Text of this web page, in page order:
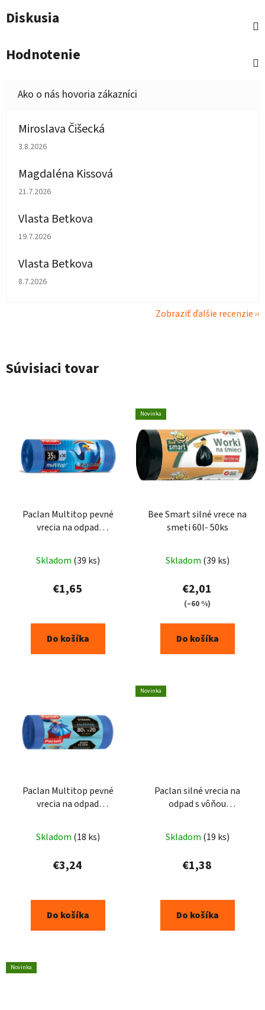
Diskusia
Hodnotenie
Miroslava Čišecká
Hodnotenie obchodu je 1 z 5 hviezdičiek.
3.8.2026
Magdaléna Kissová
Hodnotenie obchodu je 5 z 5 hviezdičiek.
21.7.2026
Vlasta Betkova
Hodnotenie obchodu je 5 z 5 hviezdičiek.
19.7.2026
Vlasta Betkova
Hodnotenie obchodu je 4 z 5 hviezdičiek.
8.7.2026
Zobraziť ďalšie recenzie
Súvisiaci tovar
Paclan Multitop pevné
vrecia na odpad
Skladom (39 ks)
€1,65
Do košíka
Novinka
Bee Smart silné vrece na
smeti 60l- 50ks
Skladom (39 ks)
€2,01
(–60 %)
Do košíka
Paclan Multitop pevné
vrecia na odpad
Skladom (18 ks)
€3,24
Do košíka
Novinka
Paclan silné vrecia na
odpad s vôňou
Skladom (19 ks)
€1,38
Do košíka
Novinka